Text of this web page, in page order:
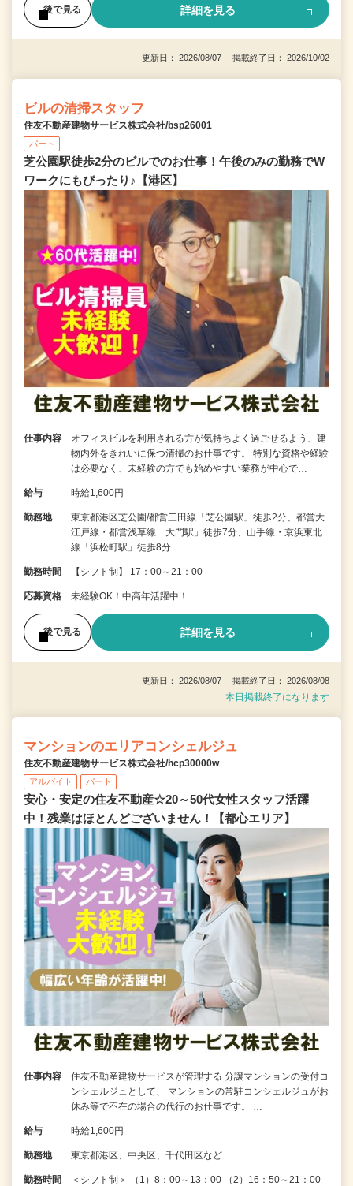
後で見る 詳細を見る
更新日： 2026/08/07 掲載終了日： 2026/10/02
ビルの清掃スタッフ
住友不動産建物サービス株式会社/bsp26001
パート
芝公園駅徒歩2分のビルでのお仕事！午後のみの勤務でW
ワークにもぴったり♪【港区】
仕事内容
オフィスビルを利用される方が気持ちよく過ごせるよう、建
物内外をきれいに保つ清掃のお仕事です。 特別な資格や経験
は必要なく、未経験の方でも始めやすい業務が中心で…
給与 時給1,600円
勤務地
東京都港区芝公園/都営三田線「芝公園駅」徒歩2分、都営大
江戸線・都営浅草線「大門駅」徒歩7分、山手線・京浜東北
線「浜松町駅」徒歩8分
勤務時間 【シフト制】 17：00～21：00
応募資格 未経験OK！中高年活躍中！
後で見る 詳細を見る
更新日： 2026/08/07 掲載終了日： 2026/08/08
本日掲載終了になります
マンションのエリアコンシェルジュ
住友不動産建物サービス株式会社/hcp30000w
アルバイト パート
安心・安定の住友不動産☆20～50代女性スタッフ活躍
中！残業はほとんどございません！【都心エリア】
仕事内容
住友不動産建物サービスが管理する 分譲マンションの受付コ
ンシェルジュとして、 マンションの常駐コンシェルジュがお
休み等で不在の場合の代行のお仕事です。 …
給与 時給1,600円
勤務地 東京都港区、中央区、千代田区など
勤務時間
＜シフト制＞ （1）8：00～13：00 （2）16：50～21：00